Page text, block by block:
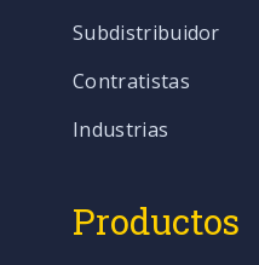
Subdistribuidor
Contratistas
Industrias
Productos